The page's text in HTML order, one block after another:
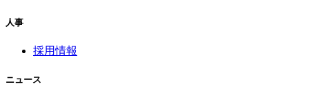
人事
採用情報
ニュース